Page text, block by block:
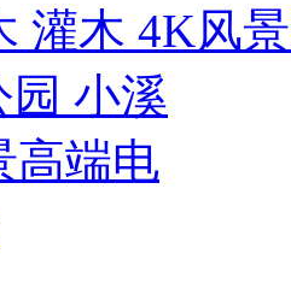
灌木 4K风